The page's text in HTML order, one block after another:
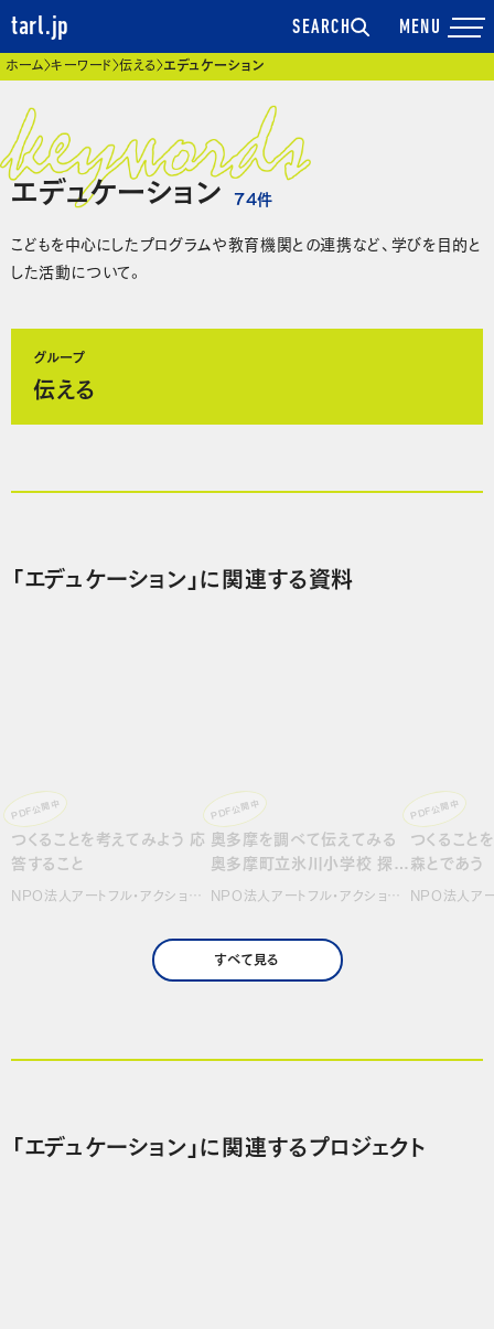
tarl.jp SEARCH
現在位置
ホーム キーワード 伝える エデュケーション
エデュケーション 74件
こどもを中心にしたプログラムや教育機関との連携など、学びを目的と
した活動について。
グループ
伝える
「エデュケーション」に関連する資料
つくることを考えてみよう 応
答すること
NPO法人アートフル・アクション、
PDF公開中
奥多摩を調べて伝えてみる
奥多摩町立氷川小学校 探求
の学習
NPO法人アートフル・アクション、
PDF公開中
つくるこ
森とであう
NPO法人アー
PDF公開中
すべて見る
「エデュケーション」に関連するプロジェクト